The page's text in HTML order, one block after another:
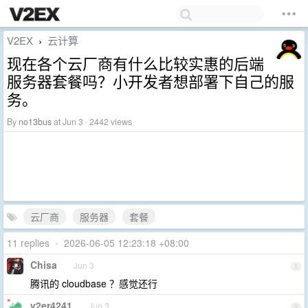
V2EX › 云计算
现在各个云厂商有什么比较实惠的后端
服务器套餐吗？小开发者想部署下自己的服
务。
By no13busat Jun 3 · 2442 views
云厂商 服务器
套餐
11 replies • 2026-06-05 12:23:18 +08:00
1
Chisa Jun 3
腾讯的 cloudbase ？感觉还行
v2er4241 Jun 3